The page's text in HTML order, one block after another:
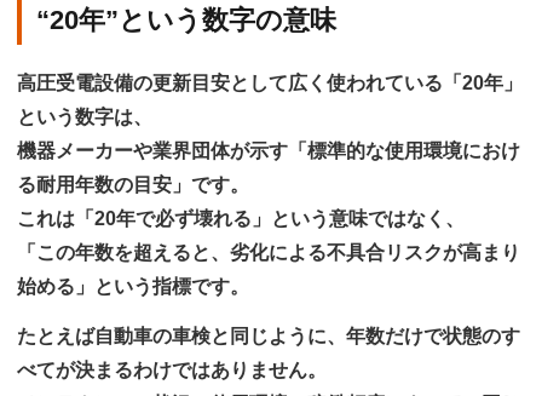
“20年”という数字の意味
高圧受電設備の更新目安として広く使われている「20年」
という数字は、
機器メーカーや業界団体が示す 「標準的な使用環境におけ
る耐用年数の目安」 です。
これは「20年で必ず壊れる」という意味ではなく、
「この年数を超えると、劣化による不具合リスクが高まり
始める」
という指標です。
たとえば自動車の車検と同じように、年数だけで状態のす
べてが決まるわけではありません。